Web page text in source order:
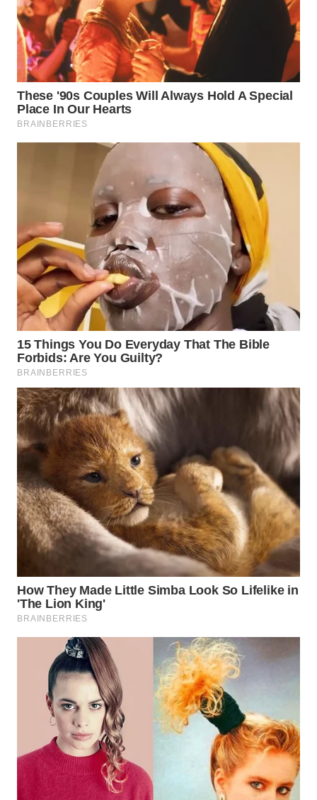
WN
KUNINGAN
WN
MAJALENGKA
WN
SUBANG
PURWAKARTA
WN
PRIANGAN
TIMUR
WN
SEMARANG
WN
SOLO
WN
BOROBUDUR
WN
MADURA
WN
SURABAYA
WN
NATUNA
BINTAN
WN
MANDALIKA
WN
LIKUPANG